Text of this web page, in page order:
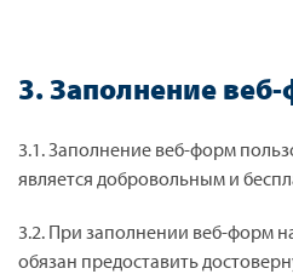
3. Заполнение
3.1. Заполнение веб-форм
является добровольным и
3.2. При заполнении веб-форм
обязан предоставить